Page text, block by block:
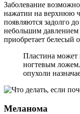
Заболевание
нажатии на верхнюю
появляются задолго
небольшим
приобретает белесый
Пластина может
ногтевым
опухоли
Меланома